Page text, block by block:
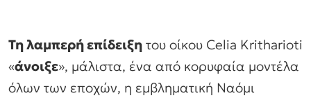
Τη λαμπερή επίδειξη του οίκου Celia Kritharioti
«άνοιξε», μάλιστα, ένα από κορυφαία μοντέλα
όλων των εποχών, η εμβληματική Ναόμι